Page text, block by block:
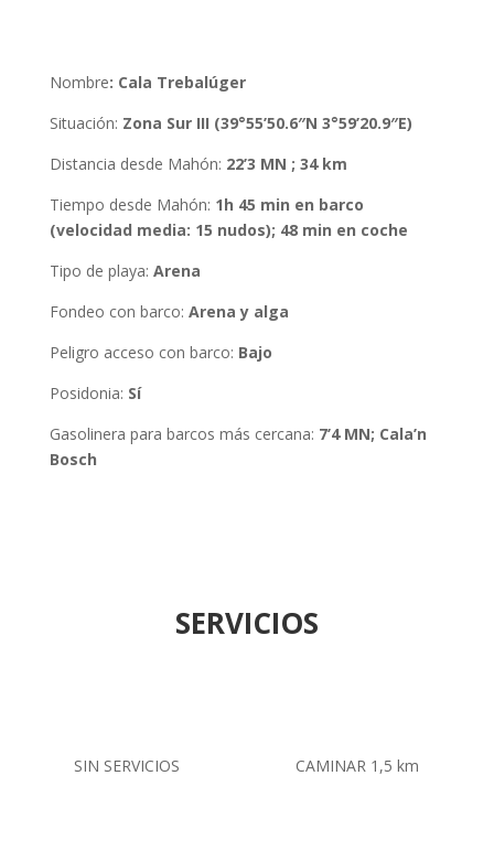
Nombre: Cala Trebalúger
Situación: Zona Sur III (39°55’50.6″N 3°59’20.9″E)
Distancia desde Mahón: 22’3 MN ; 34 km
Tiempo desde Mahón: 1h 45 min en barco
(velocidad media: 15 nudos); 48 min en coche
Tipo de playa: Arena
Fondeo con barco: Arena y alga
Peligro acceso con barco: Bajo
Posidonia: Sí
Gasolinera para barcos más cercana: 7’4 MN; Cala’n
Bosch
SERVICIOS
SIN SERVICIOS CAMINAR 1,5 km